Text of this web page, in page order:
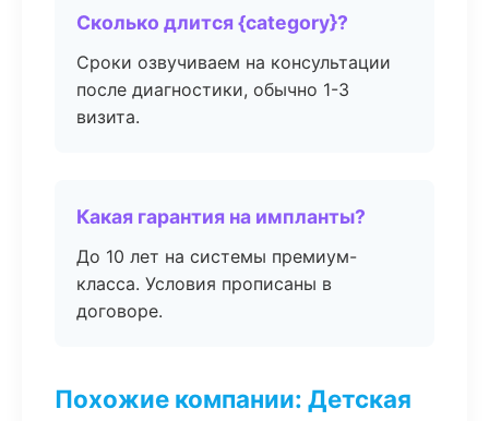
Сколько длится {category}?
Сроки озвучиваем на консультации
после диагностики, обычно 1-3
визита.
Какая гарантия на импланты?
До 10 лет на системы премиум-
класса. Условия прописаны в
договоре.
Похожие компании: Детская